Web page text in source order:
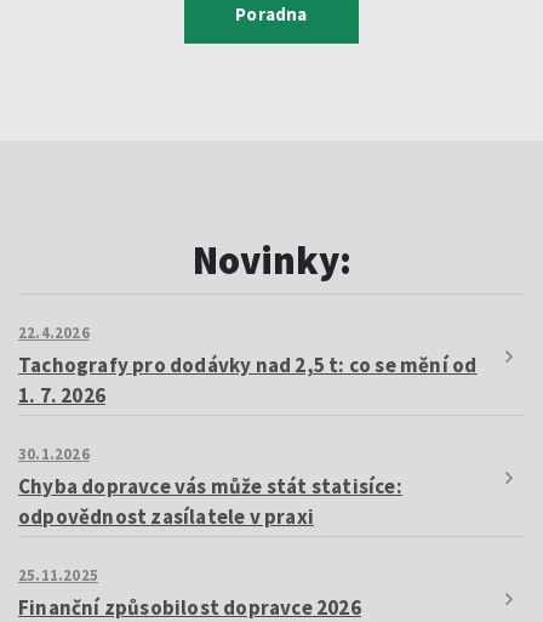
Poradna
Novinky:
22.4.2026
Tachografy pro dodávky nad 2,5 t: co se mění od
1. 7. 2026
30.1.2026
Chyba dopravce vás může stát statisíce:
odpovědnost zasílatele v praxi
25.11.2025
Finanční způsobilost dopravce 2026